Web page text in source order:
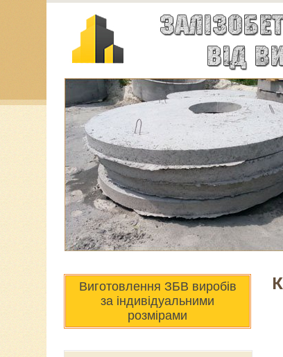
Виготовлення ЗБВ виробів
за індивідуальними
розмірами